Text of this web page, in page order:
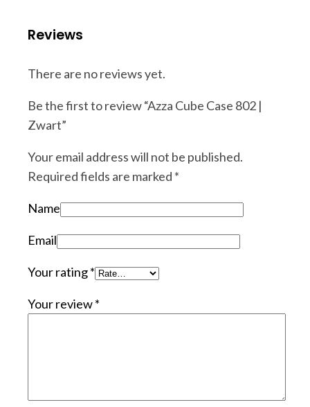
Reviews
There are no reviews yet.
Be the first to review “Azza Cube Case 802 |
Zwart”
Your email address will not be published.
Required fields are marked *
Name
Email
Your rating*
Your review*